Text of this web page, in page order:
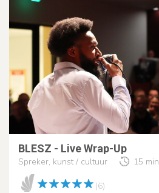
BLESZ - Live Wrap-Up
Spreker, kunst / cultuur 15 min
(6)